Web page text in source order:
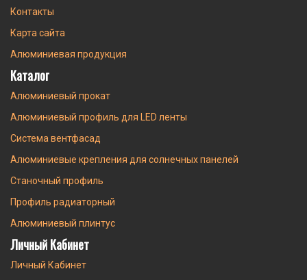
Контакты
Карта сайта
Алюминиевая продукция
Каталог
Алюминиевый прокат
Алюминиевый профиль для LED ленты
Система вентфасад
Алюминиевые крепления для солнечных панелей
Станочный профиль
Профиль радиаторный
Алюминиевый плинтус
Личный Кабинет
Личный Кабинет